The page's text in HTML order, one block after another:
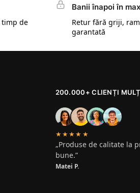
timp de
Banii înapoi în
Retur fără griji,
garantată
200.000+ CLIENȚI
★★★★★
„Produse de calitate la
bune.”
Matei P.